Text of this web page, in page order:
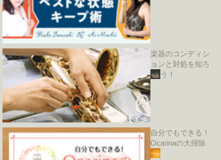
楽器のコンディシ
ョンと対処を知ろ
う！
自分でもできる！
Ocarinaの大掃除